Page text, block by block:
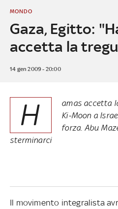
Gaza, Egitto:
accetta la
MONDO
14 gen 2009 - 20:00
H
amas accetta
Ki-Moon a
forza. Abu
sterminarci
Il movimento integralista